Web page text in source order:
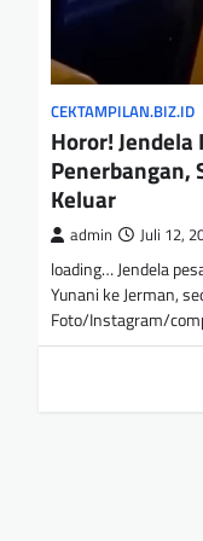
CEKTAMPILAN.BIZ.ID
Horor!
Penerbangan,
Keluar
admin Juli 12,
loading… Jendela
Yunani ke Jerman,
Foto/Instagram/